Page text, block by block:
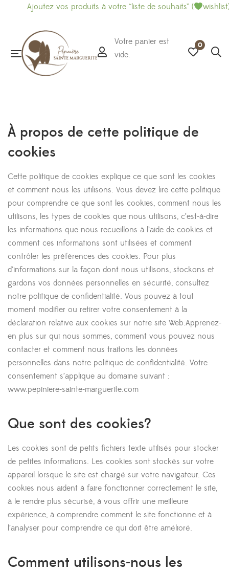
vos produits à votre “liste de souhaits” ( wishlist) et
Votre panier est
vide.
0
À propos de cette politique de
cookies
Cette politique de cookies explique ce que sont les cookies
et comment nous les utilisons. Vous devez lire cette politique
pour comprendre ce que sont les cookies, comment nous les
utilisons, les types de cookies que nous utilisons, c’est-à-dire
les informations que nous recueillons à l’aide de cookies et
comment ces informations sont utilisées et comment
contrôler les préférences des cookies. Pour plus
d’informations sur la façon dont nous utilisons, stockons et
gardons vos données personnelles en sécurité, consultez
notre politique de confidentialité. Vous pouvez à tout
moment modifier ou retirer votre consentement à la
déclaration relative aux cookies sur notre site Web.Apprenez-
en plus sur qui nous sommes, comment vous pouvez nous
contacter et comment nous traitons les données
personnelles dans notre politique de confidentialité. Votre
consentement s’applique au domaine suivant :
www.pepiniere-sainte-marguerite.com
Que sont des cookies?
Les cookies sont de petits fichiers texte utilisés pour stocker
de petites informations. Les cookies sont stockés sur votre
appareil lorsque le site est chargé sur votre navigateur. Ces
cookies nous aident à faire fonctionner correctement le site,
à le rendre plus sécurisé, à vous offrir une meilleure
expérience, à comprendre comment le site fonctionne et à
l’analyser pour comprendre ce qui doit être amélioré.
Comment utilisons-nous les